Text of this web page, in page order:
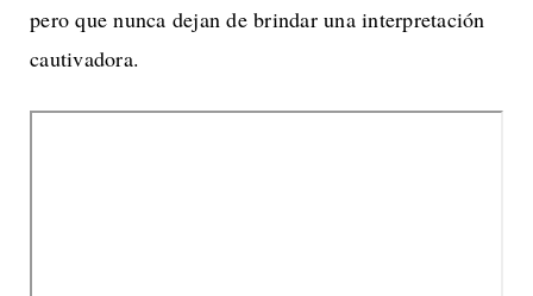
pero que nunca dejan de brindar una interpretación
cautivadora.